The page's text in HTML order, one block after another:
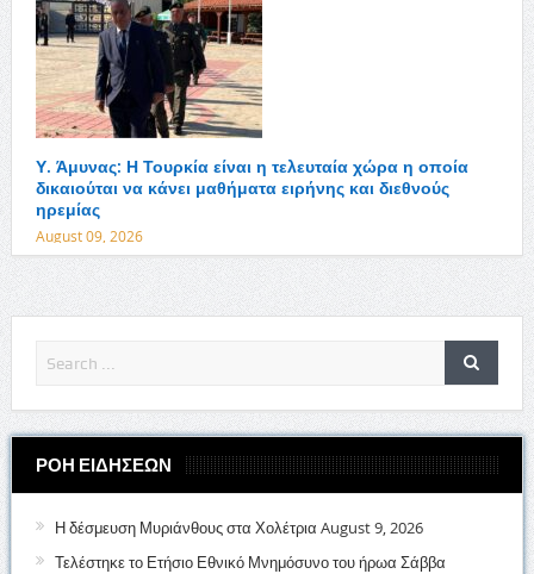
Υ. Άμυνας: Η Τουρκία είναι η τελευταία χώρα η οποία
δικαιούται να κάνει μαθήματα ειρήνης και διεθνούς
ηρεμίας
August 09, 2026
ΡΟΗ ΕΙΔΗΣΕΩΝ
Η δέσμευση Μυριάνθους στα Χολέτρια August 9, 2026
Τελέστηκε το Ετήσιο Εθνικό Μνημόσυνο του ήρωα Σάββα